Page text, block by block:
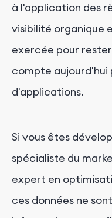
à l'application des
visibilité organique
exercée pour
compte aujourd'hui
d'applications.
Si vous êtes
spécialiste du
expert en
ces données ne